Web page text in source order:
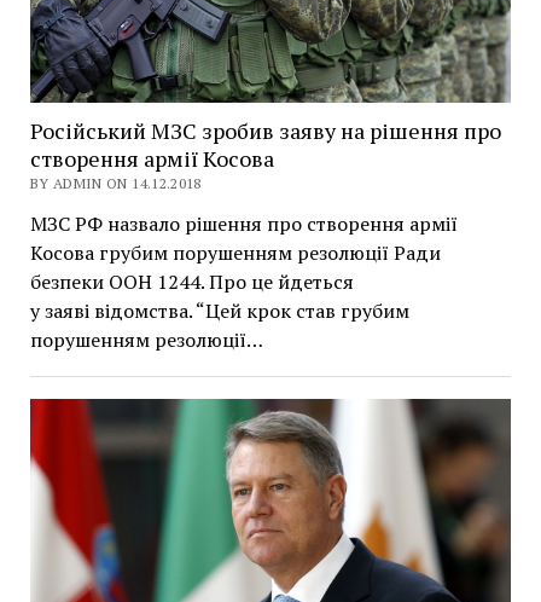
Російський МЗС зробив заяву на рішення про
створення армії Косова
BY ADMIN ON 14.12.2018
МЗС РФ назвало рішення про створення армії
Косова грубим порушенням резолюції Ради
безпеки ООН 1244. Про це йдеться
у заяві відомства. “Цей крок став грубим
порушенням резолюції…